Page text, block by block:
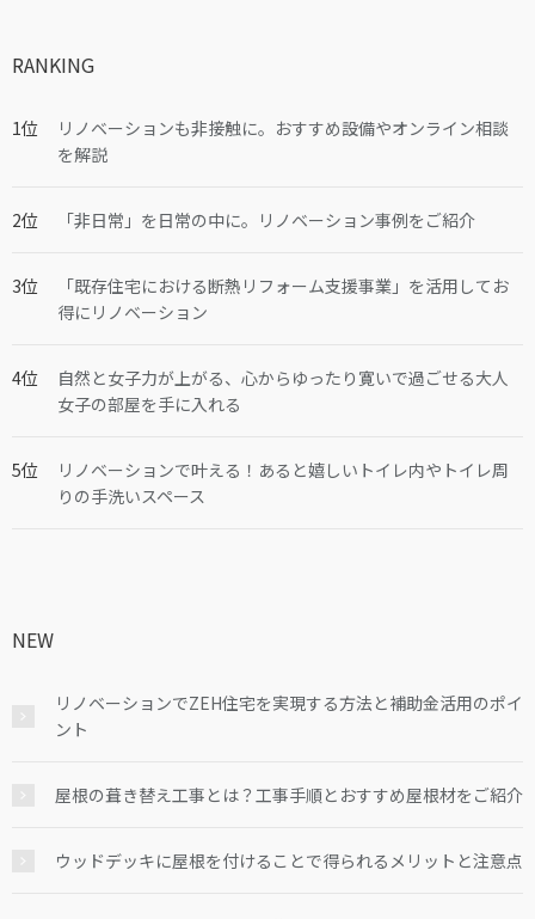
RANKING
リノベーションも非接触に。おすすめ設備やオンライン相談
を解説
「非日常」を日常の中に。リノベーション事例をご紹介
「既存住宅における断熱リフォーム支援事業」を活用してお
得にリノベーション
自然と女子力が上がる、心からゆったり寛いで過ごせる大人
女子の部屋を手に入れる
リノベーションで叶える！あると嬉しいトイレ内やトイレ周
りの手洗いスペース
NEW
リノベーションでZEH住宅を実現する方法と補助金活用のポイ
ント
屋根の葺き替え工事とは？工事手順とおすすめ屋根材をご紹介
ウッドデッキに屋根を付けることで得られるメリットと注意点